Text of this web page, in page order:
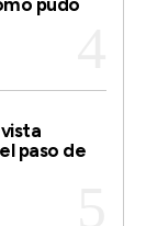
pudo
paso de